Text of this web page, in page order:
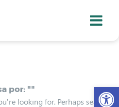
por: ""
looking for. Perhaps searching